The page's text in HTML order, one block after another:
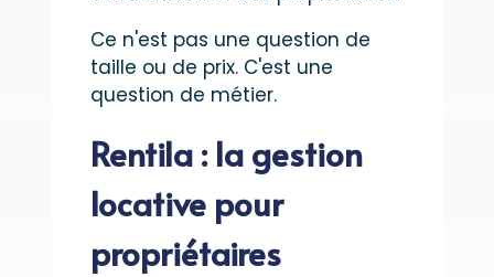
Ce n'est pas une question de
taille ou de prix. C'est une
question de métier.
Rentila : la gestion
locative pour
propriétaires